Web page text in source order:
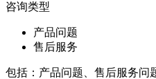
咨询类型
产品问题
售后服务
包括：产品问题、售后服务问